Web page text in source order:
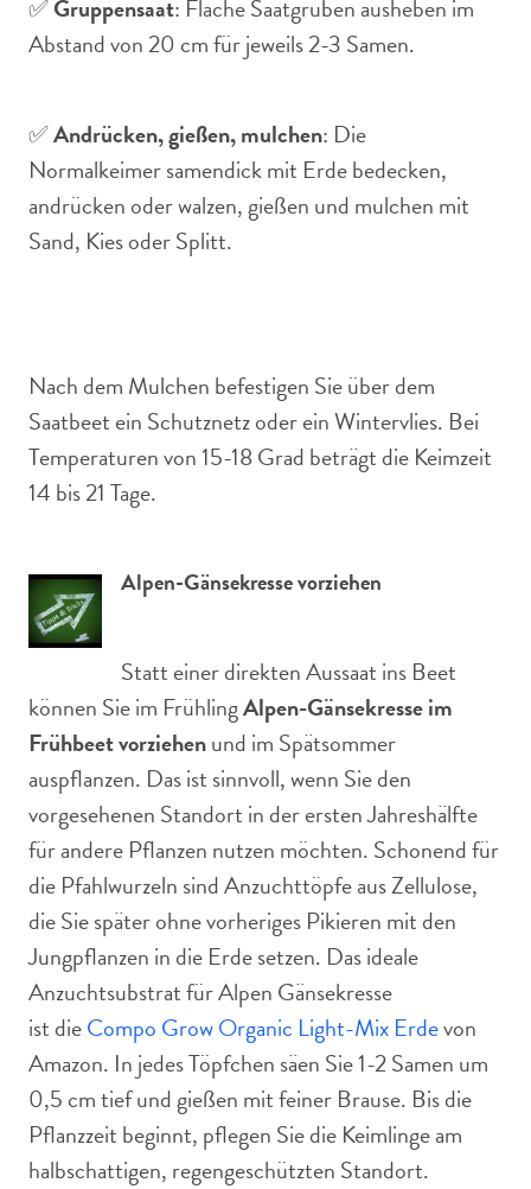
✅Gruppensaat: Flache Saatgruben ausheben im
Abstand von 20 cm für jeweils 2-3 Samen.
✅Andrücken, gießen, mulchen: Die
Normalkeimer samendick mit Erde bedecken,
andrücken oder walzen, gießen und mulchen mit
Sand, Kies oder Splitt.
Nach dem Mulchen befestigen Sie über dem
Saatbeet ein Schutznetz oder ein Wintervlies. Bei
Temperaturen von 15-18 Grad beträgt die Keimzeit
14 bis 21 Tage.
Alpen-Gänsekresse vorziehen
Statt einer direkten Aussaat ins Beet
können Sie im FrühlingAlpen-Gänsekresse im
Frühbeet vorziehenund im Spätsommer
auspflanzen. Das ist sinnvoll, wenn Sie den
vorgesehenen Standort in der ersten Jahreshälfte
für andere Pflanzen nutzen möchten. Schonend für
die Pfahlwurzeln sind Anzuchttöpfe aus Zellulose,
die Sie später ohne vorheriges Pikieren mit den
Jungpflanzen in die Erde setzen. Das ideale
Anzuchtsubstrat für Alpen Gänsekresse
ist dieCompo Grow Organic Light-Mix Erdevon
Amazon. In jedes Töpfchen säen Sie 1-2 Samen um
0,5 cm tief und gießen mit feiner Brause. Bis die
Pflanzzeit beginnt, pflegen Sie die Keimlinge am
halbschattigen, regengeschützten Standort.